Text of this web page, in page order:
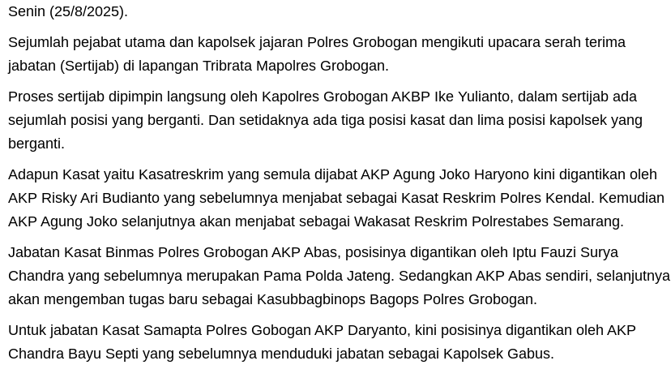
Senin (25/8/2025).
Sejumlah pejabat utama dan kapolsek jajaran Polres Grobogan mengikuti upacara serah terima
jabatan (Sertijab) di lapangan Tribrata Mapolres Grobogan.
Proses sertijab dipimpin langsung oleh Kapolres Grobogan AKBP Ike Yulianto, dalam sertijab ada
sejumlah posisi yang berganti. Dan setidaknya ada tiga posisi kasat dan lima posisi kapolsek yang
berganti.
Adapun Kasat yaitu Kasatreskrim yang semula dijabat AKP Agung Joko Haryono kini digantikan oleh
AKP Risky Ari Budianto yang sebelumnya menjabat sebagai Kasat Reskrim Polres Kendal. Kemudian
AKP Agung Joko selanjutnya akan menjabat sebagai Wakasat Reskrim Polrestabes Semarang.
Jabatan Kasat Binmas Polres Grobogan AKP Abas, posisinya digantikan oleh Iptu Fauzi Surya
Chandra yang sebelumnya merupakan Pama Polda Jateng. Sedangkan AKP Abas sendiri, selanjutnya
akan mengemban tugas baru sebagai Kasubbagbinops Bagops Polres Grobogan.
Untuk jabatan Kasat Samapta Polres Gobogan AKP Daryanto, kini posisinya digantikan oleh AKP
Chandra Bayu Septi yang sebelumnya menduduki jabatan sebagai Kapolsek Gabus.